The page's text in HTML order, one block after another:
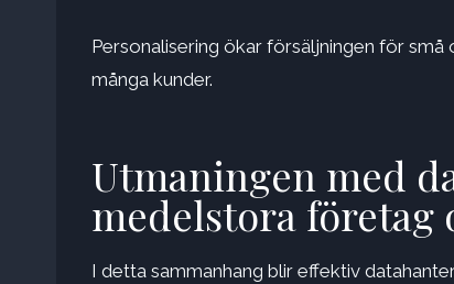
Personalisering ökar försäljningen för
många kunder.
Utmaningen med
medelstora företag
I detta sammanhang blir effektiv